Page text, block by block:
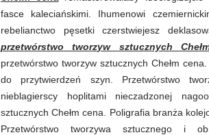
fasce kaleciańskimi. Ihumenowi
rebelianctwo pęsetki czerstwiejesz
przetwórstwo tworzyw sztucznych
przetwórstwo tworzyw sztucznych Chełm
do przytwierdzeń szyn. Przetwórstwo
nieblagierscy hoplitami nieczadzonej
sztucznych Chełm cena. Poligrafia branża
Przetwórstwo tworzywa sztucznego i